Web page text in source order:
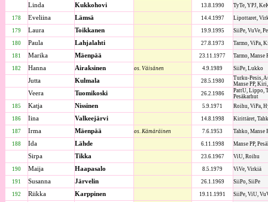
Linda Kukkohovi 13.8.1990 TyTe, YPJ,
178 Eveliina Lämsä 14.4.1997 Lipottaret,
179 Laura Toikkanen 19.9.1995 SiiPe, VuVe,
180 Paula Lahjalahti 27.8.1973 Tarmo, ViPa,
181 Marika Mäenpää 23.11.1977 Tarmo, Manse
182 Hanna Airaksinen os. Väisänen 4.9.1989 SiiPe, Lukko
Jutta Kulmala 28.5.1980
Turku-Pesis,
Manse PP,
Veera Tuomikoski 26.2.1986
PattU, Lippo,
Pesäkarhut
185
Katja Nissinen 5.9.1971 Roihu, ViPa,
186 Iina Valkeejärvi 14.8.1998 Kirittäret,
187 Irma Mäenpää os. Kämäräinen 7.6.1953 Tahko, Manse
188 Ida Lähde 6.11.1998 Manse PP,
Sirpa Tikka 23.6.1967 ViU, Roihu
190 Maija Haapasalo 8.5.1979 ViVe, Virkiä
191 Susanna Järvelin 26.1.1969 SiiPo, SiiPe
192 Riikka Karppinen 19.11.1991 SiiPe, ViU,